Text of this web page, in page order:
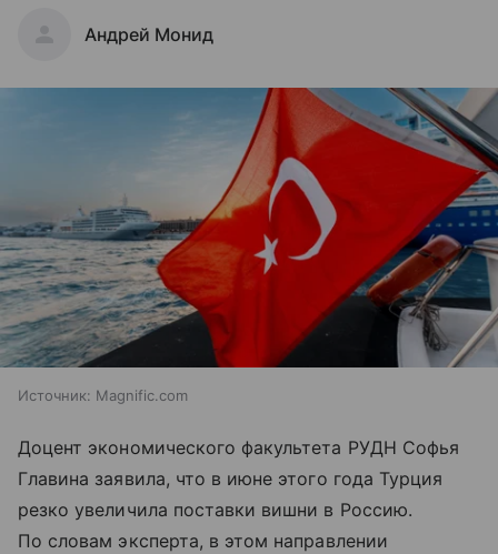
Андрей Монид
Источник: Magnific.com
Доцент экономического факультета РУДН Софья
Главина заявила, что в июне этого года Турция
резко увеличила поставки вишни в Россию.
По словам эксперта, в этом направлении